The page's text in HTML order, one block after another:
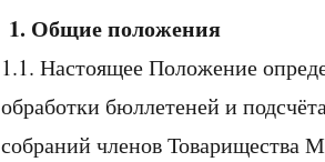
1. Общие положения
1.1. Настоящее Положение
обработки бюллетеней и
собраний членов Товарищества